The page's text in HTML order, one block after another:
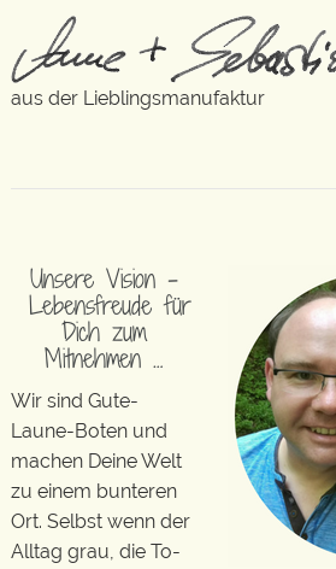
aus der Lieblingsmanufaktur
Unsere Vision –
Lebensfreude für
Dich zum
Mitnehmen …
Wir sind Gute-
Laune-Boten und
machen Deine Welt
zu einem bunteren
Ort. Selbst wenn der
Alltag grau, die To-